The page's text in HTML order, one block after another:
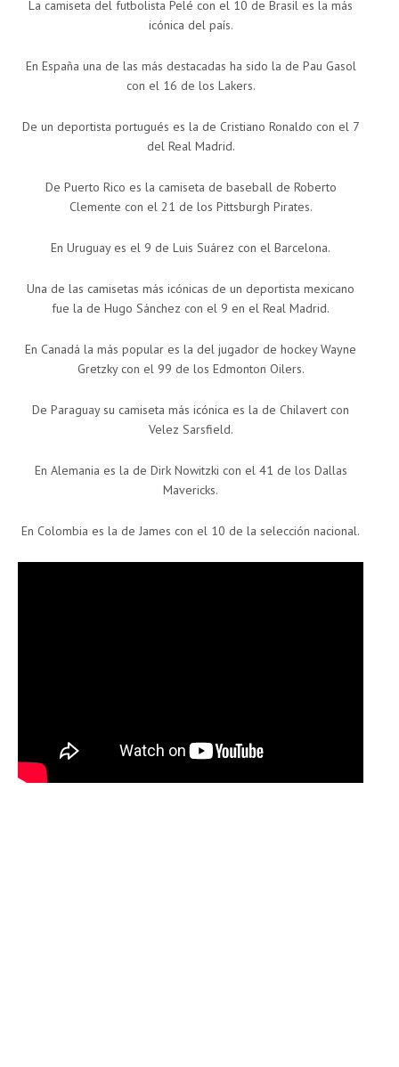
La camiseta del futbolista Pelé con el 10 de Brasil es la más
icónica del país.
En España una de las más destacadas ha sido la de Pau Gasol
con el 16 de los Lakers.
De un deportista portugués es la de Cristiano Ronaldo con el 7
del Real Madrid.
De Puerto Rico es la camiseta de baseball de Roberto
Clemente con el 21 de los Pittsburgh Pirates.
En Uruguay es el 9 de Luis Suárez con el Barcelona.
Una de las camisetas más icónicas de un deportista mexicano
fue la de Hugo Sánchez con el 9 en el Real Madrid.
En Canadá la más popular es la del jugador de hockey Wayne
Gretzky con el 99 de los Edmonton Oilers.
De Paraguay su camiseta más icónica es la de Chilavert con
Velez Sarsfield.
En Alemania es la de Dirk Nowitzki con el 41 de los Dallas
Mavericks.
En Colombia es la de James con el 10 de la selección nacional.